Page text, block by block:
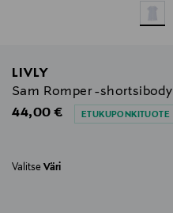
LIVLY
Sam Romper -shortsibody
Original Price
44,00 € ETUKUPONKITUOTE
Valitse Väri